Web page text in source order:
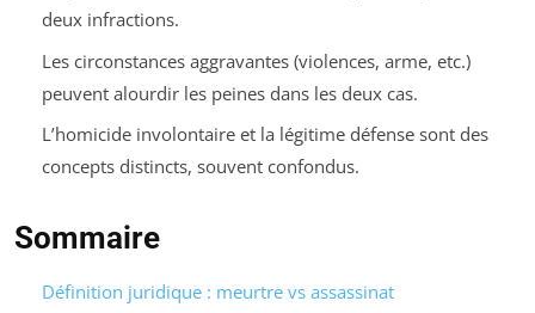
deux infractions.
Les circonstances aggravantes (violences, arme, etc.)
peuvent alourdir les peines dans les deux cas.
L’homicide involontaire et la légitime défense sont des
concepts distincts, souvent confondus.
Sommaire
Définition juridique : meurtre vs assassinat